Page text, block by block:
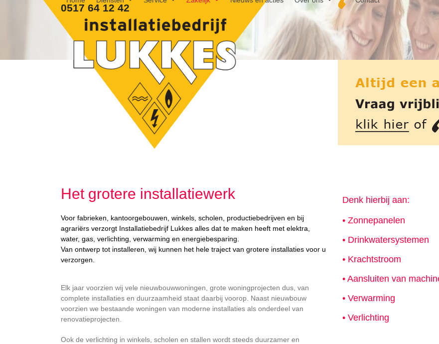
0517 64 12 42
Het grotere installatiewerk
Voor fabrieken, kantoorgebouwen, winkels, scholen, productiebedrijven en bij
agrariërs verzorgt Installatiebedrijf Lukkes alles dat te maken heeft met elektra,
water, gas, verlichting, verwarming en energiebesparing.
Van ontwerp tot installeren, wij kunnen het hele traject van grotere installaties voor u
verzorgen.
Elk jaar voorzien wij vele nieuwbouwwoningen, grote woningprojecten dus, van
complete installaties en duurzaamheid staat daarbij voorop. Naast nieuwbouw
voorzien we bestaande woningen van moderne installaties als onderdeel van
renovatieprojecten.
Ook de verlichting in winkels, scholen en stallen wordt steeds duurzamer en
Denk hierbij aan:
• Zonnepanelen
• Drinkwatersystemen
• Krachtstroom
• Aansluiten van
• Verwarming
• Verlichting